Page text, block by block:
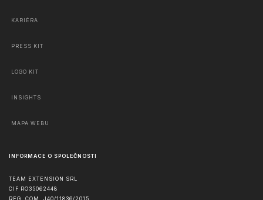
KARIÉRA
PRESS KIT
LOGO KIT
INSIGHTS
MAPA WEBU
INFORMACE O SPOLEČNOSTI
TEAM EXTENSION SRL
CIF RO35062448